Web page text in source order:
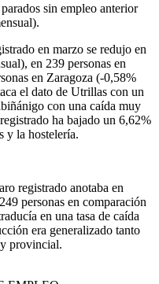
sin empleo anterior
en marzo se redujo en
en 239 personas en
en Zaragoza (-0,58%
el dato de Utrillas con un
con una caída muy
ha bajado un 6,62%
y la hostelería.
registrado anotaba en
personas en comparación
en una tasa de caída
era generalizado tanto
provincial.